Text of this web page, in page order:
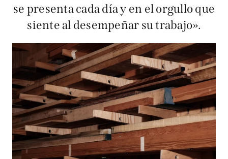
se presenta cada día y en el orgullo que
siente al desempeñar su trabajo».